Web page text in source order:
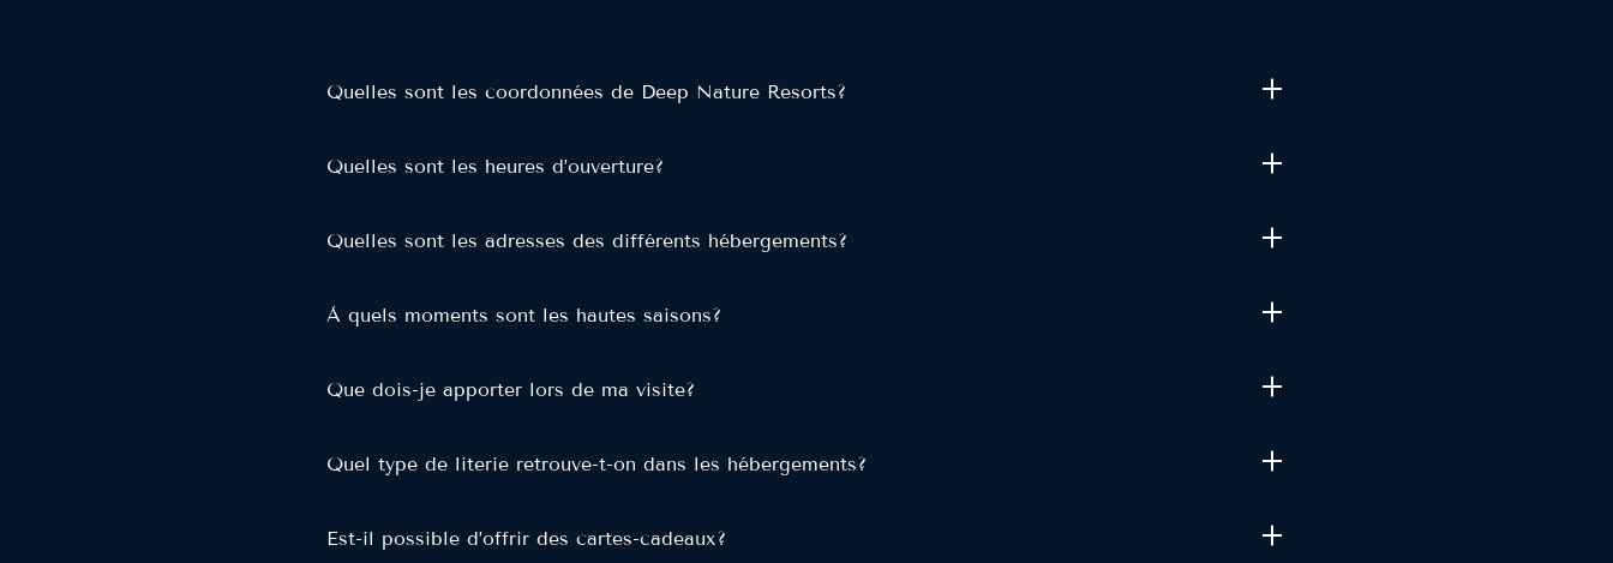
Quelles sont les coordonnées de Deep Nature Resorts?
Quelles sont les heures d’ouverture?
Quelles sont les adresses des différents hébergements?
À quels moments sont les hautes saisons?
Que dois-je apporter lors de ma visite?
Quel type de literie retrouve-t-on dans les hébergements?
Est-il possible d’offrir des cartes-cadeaux?